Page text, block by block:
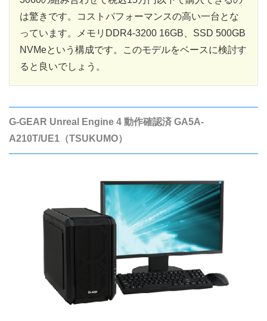
は驚きです。コストパフォーマンスの高い一台とな
っています。メモリDDR4-3200 16GB、SSD 500GB
NVMeという構成です。このモデルをベースに検討す
ると良いでしょう。
G-GEAR Unreal Engine 4 動作確認済 GA5A-
A210T/UE1（TSUKUMO）